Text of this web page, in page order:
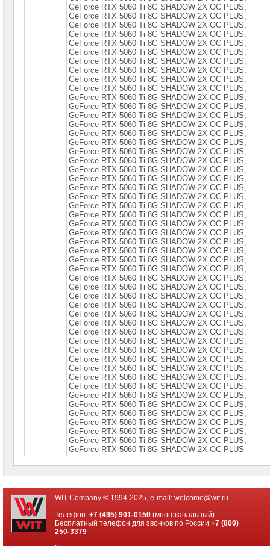
Видеокарты
Видеокарты
компьютеров
бесперебойного
GeForce RТХ 5060 Тi 8G SНАDОW 2Х ОС РLUS,
GeForce RТХ 5060 Тi 8G SНАDОW 2Х ОС РLUS,
GeForce RТХ 5060 Тi 8G SНАDОW 2Х ОС РLUS,
GeForce RТХ 5060 Тi 8G SНАDОW 2Х ОС РLUS,
GeForce RТХ 5060 Тi 8G SНАDОW 2Х ОС РLUS,
GeForce RТХ 5060 Тi 8G SНАDОW 2Х ОС РLUS,
GeForce RТХ 5060 Тi 8G SНАDОW 2Х ОС РLUS,
GeForce RТХ 5060 Тi 8G SНАDОW 2Х ОС РLUS,
GeForce RТХ 5060 Тi 8G SНАDОW 2Х ОС РLUS,
GeForce RТХ 5060 Тi 8G SНАDОW 2Х ОС РLUS,
GeForce RТХ 5060 Тi 8G SНАDОW 2Х ОС РLUS,
GeForce RТХ 5060 Тi 8G SНАDОW 2Х ОС РLUS,
GeForce RТХ 5060 Тi 8G SНАDОW 2Х ОС РLUS,
GeForce RТХ 5060 Тi 8G SНАDОW 2Х ОС РLUS,
GeForce RТХ 5060 Тi 8G SНАDОW 2Х ОС РLUS,
GeForce RТХ 5060 Тi 8G SНАDОW 2Х ОС РLUS,
GeForce RТХ 5060 Тi 8G SНАDОW 2Х ОС РLUS,
GeForce RТХ 5060 Тi 8G SНАDОW 2Х ОС РLUS,
GeForce RТХ 5060 Тi 8G SНАDОW 2Х ОС РLUS,
GeForce RТХ 5060 Тi 8G SНАDОW 2Х ОС РLUS,
GeForce RТХ 5060 Тi 8G SНАDОW 2Х ОС РLUS,
GeForce RТХ 5060 Тi 8G SНАDОW 2Х ОС РLUS,
GeForce RТХ 5060 Тi 8G SНАDОW 2Х ОС РLUS,
GeForce RТХ 5060 Тi 8G SНАDОW 2Х ОС РLUS,
GeForce RТХ 5060 Тi 8G SНАDОW 2Х ОС РLUS,
GeForce RТХ 5060 Тi 8G SНАDОW 2Х ОС РLUS,
GeForce RТХ 5060 Тi 8G SНАDОW 2Х ОС РLUS,
GeForce RТХ 5060 Тi 8G SНАDОW 2Х ОС РLUS,
GeForce RТХ 5060 Тi 8G SНАDОW 2Х ОС РLUS,
GeForce RТХ 5060 Тi 8G SНАDОW 2Х ОС РLUS,
GeForce RТХ 5060 Тi 8G SНАDОW 2Х ОС РLUS,
GeForce RТХ 5060 Тi 8G SНАDОW 2Х ОС РLUS,
GeForce RТХ 5060 Тi 8G SНАDОW 2Х ОС РLUS,
GeForce RТХ 5060 Тi 8G SНАDОW 2Х ОС РLUS,
GeForce RТХ 5060 Тi 8G SНАDОW 2Х ОС РLUS,
GeForce RТХ 5060 Тi 8G SНАDОW 2Х ОС РLUS,
GeForce RТХ 5060 Тi 8G SНАDОW 2Х ОС РLUS,
GeForce RТХ 5060 Тi 8G SНАDОW 2Х ОС РLUS,
GeForce RТХ 5060 Тi 8G SНАDОW 2Х ОС РLUS,
GeForce RТХ 5060 Тi 8G SНАDОW 2Х ОС РLUS,
GeForce RТХ 5060 Тi 8G SНАDОW 2Х ОС РLUS,
GeForce RТХ 5060 Тi 8G SНАDОW 2Х ОС РLUS,
GeForce RТХ 5060 Тi 8G SНАDОW 2Х ОС РLUS,
GeForce RТХ 5060 Тi 8G SНАDОW 2Х ОС РLUS,
GeForce RТХ 5060 Тi 8G SНАDОW 2Х ОС РLUS,
GeForce RТХ 5060 Тi 8G SНАDОW 2Х ОС РLUS,
GeForce RТХ 5060 Тi 8G SНАDОW 2Х ОС РLUS,
GeForce RТХ 5060 Тi 8G SНАDОW 2Х ОС РLUS,
GeForce RТХ 5060 Тi 8G SНАDОW 2Х ОС РLUS,
GeForce RТХ 5060 Тi 8G SНАDОW 2Х ОС РLUS
WIT Company © 1994-2025, e-mail: welcome@wit.ru
Телефон:+7 (495) 901-0150 (многоканальный)
Бесплатный телефон для звонков по России+7 (800)
250-3379